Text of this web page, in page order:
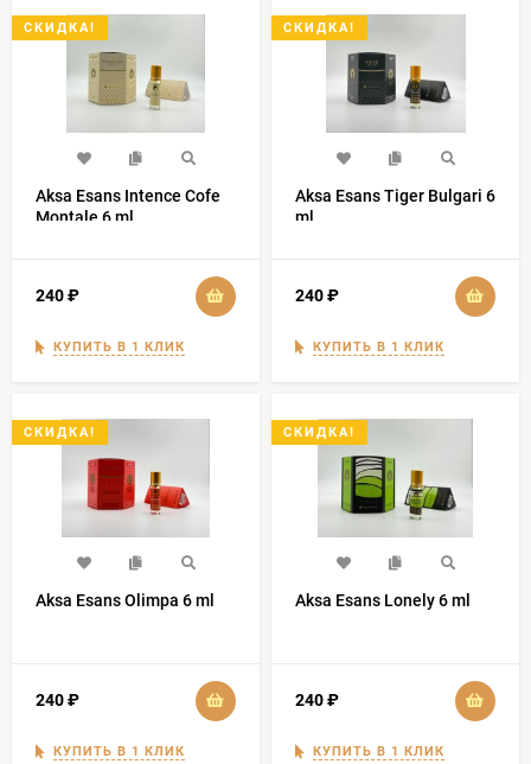
СКИДКА!
Aksa Esans Intence Cofe
Montale 6 ml
240₽
КУПИТЬ В 1 КЛИК
СКИДКА!
Aksa Esans Tiger Bulgari 6
ml
240₽
КУПИТЬ В 1 КЛИК
СКИДКА!
Aksa Esans Olimpa 6 ml
240₽
КУПИТЬ В 1 КЛИК
СКИДКА!
Aksa Esans Lonely 6 ml
240₽
КУПИТЬ В 1 КЛИК